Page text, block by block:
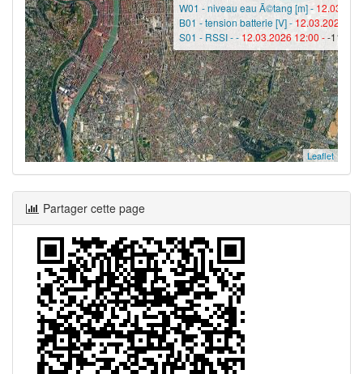
W01 - niveau eau Ã©tang [m] -
B01 - tension batterie [V] - 12.03.2026
S01 - RSSI - - 12.03.2026 12:00 --113
Leaflet
Partager cette page